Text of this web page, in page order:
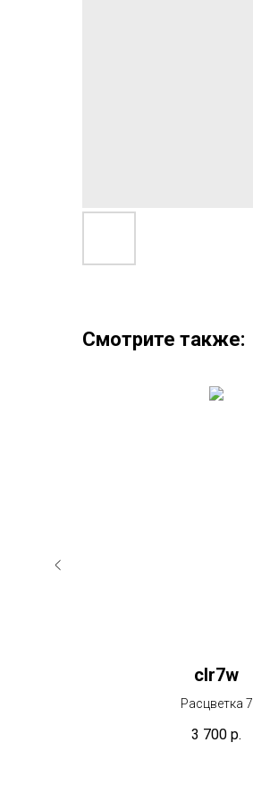
Смотрите также:
сlr7w
Расцветка 7
3 700 р.